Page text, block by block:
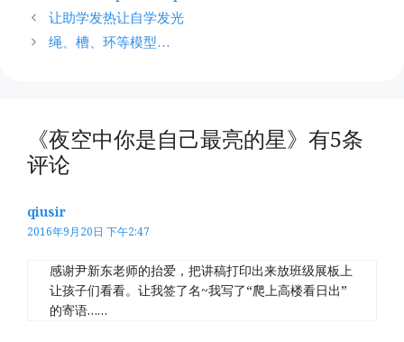
签
让助学发热让自学发光
绳、槽、环等模型…
《夜空中你是自己最亮的星》有5条
评论
qiusir
2016年9月20日 下午2:47
感谢尹新东老师的抬爱，把讲稿打印出来放班级展板上
让孩子们看看。让我签了名~我写了“爬上高楼看日出”
的寄语……